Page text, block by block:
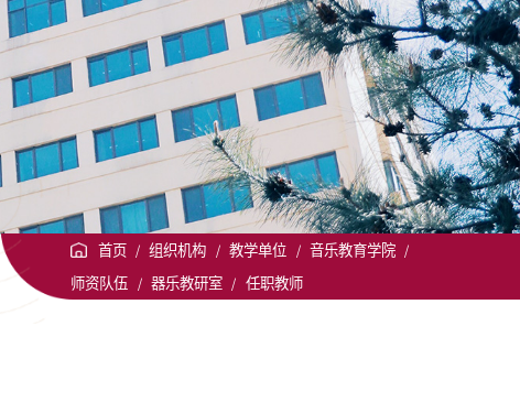
首页 / 组织机构 / 教学单位 / 音乐教育学院 /
师资队伍
/ 器乐教研室 / 任职教师